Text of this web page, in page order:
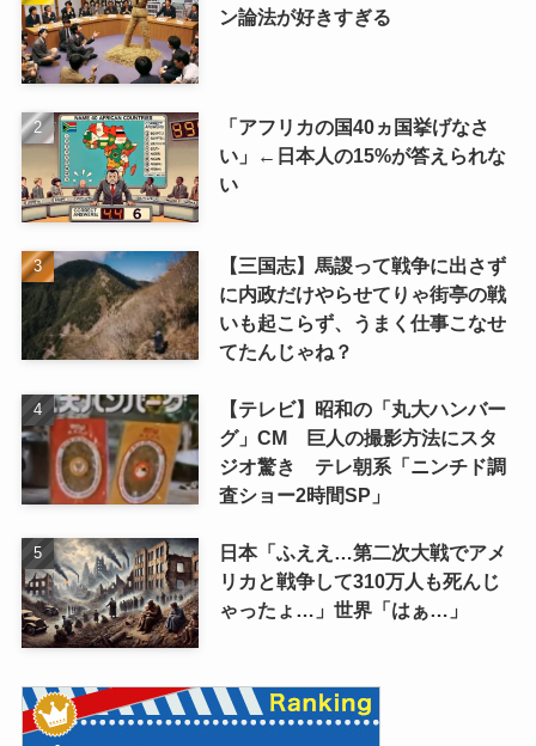
ン論法が好きすぎる
「アフリカの国40ヵ国挙げなさ
い」←日本人の15%が答えられな
い
【三国志】馬謖って戦争に出さず
に内政だけやらせてりゃ街亭の戦
いも起こらず、うまく仕事こなせ
てたんじゃね？
【テレビ】昭和の「丸大ハンバー
グ」CM 巨人の撮影方法にスタ
ジオ驚き テレ朝系「ニンチド調
査ショー2時間SP」
日本「ふええ…第二次大戦でアメ
リカと戦争して310万人も死んじ
ゃったょ…」世界「はぁ…」